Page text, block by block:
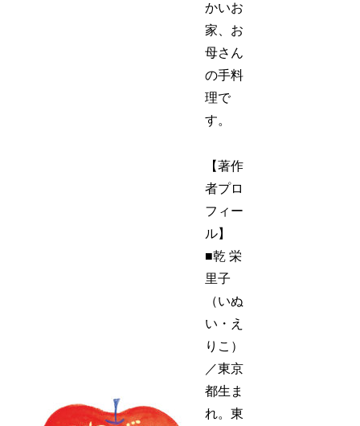
かいお
家、お
母さん
の手料
理で
す。
【著作
者プロ
フィー
ル】
■乾 栄
里子
（いぬ
い・え
りこ）
／東京
都生ま
れ。東